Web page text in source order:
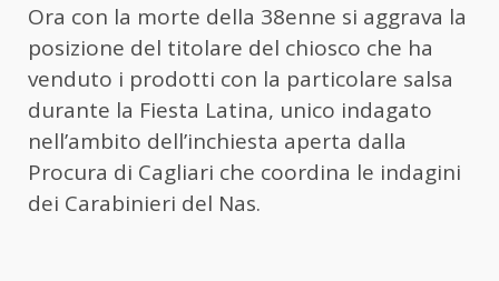
Ora con la morte della 38enne si aggrava la
posizione del titolare del chiosco che ha
venduto i prodotti con la particolare salsa
durante la Fiesta Latina, unico indagato
nell’ambito dell’inchiesta aperta dalla
Procura di Cagliari che coordina le indagini
dei Carabinieri del Nas.